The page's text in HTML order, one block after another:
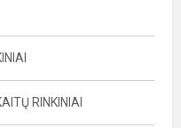
RINKINIAI